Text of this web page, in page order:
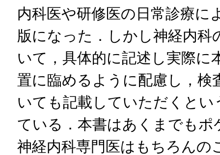
内科医や研修医の日常診療
版になった．しかし神経内科
いて，具体的に記述し実際に
置に臨めるように配慮し，検
いても記載していただくと
ている．本書はあくまでも
神経内科専門医はもちろんの